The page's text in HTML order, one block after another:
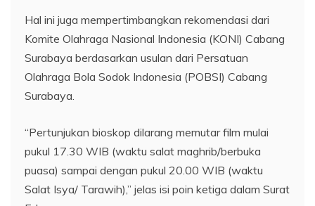
Hal ini juga mempertimbangkan rekomendasi dari
Komite Olahraga Nasional Indonesia (KONI) Cabang
Surabaya berdasarkan usulan dari Persatuan
Olahraga Bola Sodok Indonesia (POBSI) Cabang
Surabaya.
“Pertunjukan bioskop dilarang memutar film mulai
pukul 17.30 WIB (waktu salat maghrib/berbuka
puasa) sampai dengan pukul 20.00 WIB (waktu
Salat Isya/ Tarawih),” jelas isi poin ketiga dalam Surat